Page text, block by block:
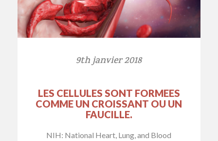
9th janvier 2018
LES CELLULES SONT FORMEES
COMME UN CROISSANT OU UN
FAUCILLE.
NIH: National Heart, Lung, and Blood